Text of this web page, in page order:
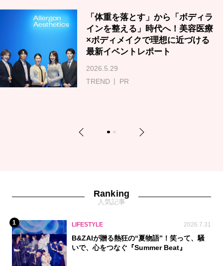
「体重を落とす」から「ボディラ
インを整える」時代へ！美容医療
×ボディメイクで理想に近づける
最新イベントレポート
2026.5.29
TREND
PR
Previous Next
Ranking
人気記事
1 LIFESTYLE 2026.7.31
B&ZAIが贈る熱狂の“夏物語”！笑って、騒
いで、心をつなぐ『Summer Beat』